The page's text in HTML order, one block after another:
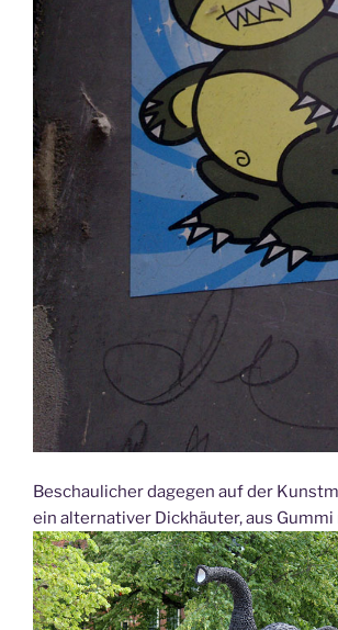
Beschaulicher dagegen auf der
ein alternativer Dickhäuter, aus Gummi